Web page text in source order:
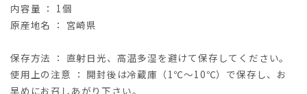
内容量 ： 1個
原産地名 ： 宮崎県
保存方法 ： 直射日光、高温多湿を避けて保存してください。
使用上の注意 ： 開封後は冷蔵庫（1℃～10℃）で保存し、お
早めにお召しあがり下さい。